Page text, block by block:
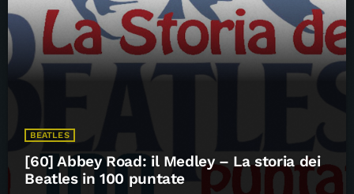
BEATLES
[60] Abbey Road: il Medley – La storia dei
Beatles in 100 puntate